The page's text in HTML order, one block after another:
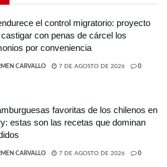
el control migratorio: proyecto
con penas de cárcel los
por conveniencia
CARVALLO 7 DE AGOSTO DE 2026 0
favoritas de los chilenos en
estas son las recetas que dominan
CARVALLO 7 DE AGOSTO DE 2026 0